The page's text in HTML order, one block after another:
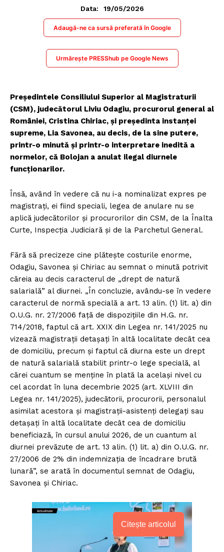
Data:
19/05/2026
Adaugă-ne ca sursă preferată în Google
Urmărește PRESShub pe Google News
Președintele Consiliului Superior al Magistraturii
(CSM), judecătorul Liviu Odagiu, procurorul general al
României, Cristina Chiriac, și președinta instanței
supreme, Lia Savonea, au decis, de la sine putere,
printr-o minută și printr-o interpretare inedită a
normelor, că Bolojan a anulat ilegal diurnele
funcționarilor.
Însă, având în vedere că nu i-a nominalizat expres pe
magistrați, ei fiind speciali, legea de anulare nu se
aplică judecătorilor și procurorilor din CSM, de la Înalta
Curte, Inspecția Judiciară și de la Parchetul General.
Fără să precizeze cine plătește costurile enorme,
Odagiu, Savonea și Chiriac au semnat o minută potrivit
căreia au decis caracterul de „drept de natură
salarială” al diurnei. „În concluzie, avându-se în vedere
caracterul de normă specială a art. 13 alin. (1) lit. a) din
O.U.G. nr. 27/2006 faţă de dispoziţiile din H.G. nr.
714/2018, faptul că art. XXIX din Legea nr. 141/2025 nu
vizează magistrații detaşaţi în altă localitate decât cea
de domiciliu, precum şi faptul că diurna este un drept
de natură salarială stabilit printr-o lege specială, al
cărei cuantum se menţine în plată la acelaşi nivel cu
cel acordat în luna decembrie 2025 (art. XLVIII din
Legea nr. 141/2025), judecătorii, procurorii, personalul
asimilat acestora şi magistraţii-asistenţi delegaţi sau
detaşaţi în altă localitate decât cea de domiciliu
beneficiază, în cursul anului 2026, de un cuantum al
diurnei prevăzute de art. 13 alin. (1) lit. a) din O.U.G. nr.
27/2006 de 2% din indemnizaţia de încadrare brută
lunară”, se arată în documentul semnat de Odagiu,
Savonea și Chiriac.
Citește articolul